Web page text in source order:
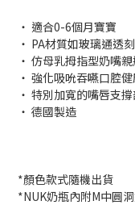
‧ 適合0-6個月寶寶
‧ PA材質如玻璃通透
‧ 仿母乳拇指型奶嘴
‧ 強化吸吮吞嚥口腔
‧ 特別加寬的嘴唇支
‧ 德國製造
*顏色款式隨機出貨
*NUK奶瓶內附M中圓